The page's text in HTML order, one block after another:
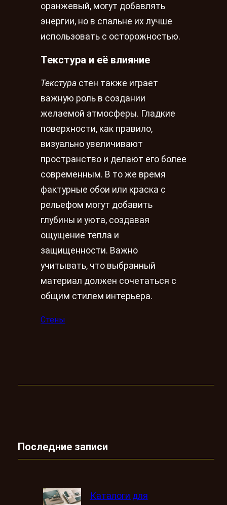
оранжевый, могут добавлять
энергии, но в спальне их лучше
использовать с осторожностью.
Текстура и её влияние
Текстура стен также играет
важную роль в создании
желаемой атмосферы. Гладкие
поверхности, как правило,
визуально увеличивают
пространство и делают его более
современным. В то же время
фактурные обои или краска с
рельефом могут добавить
глубины и уюта, создавая
ощущение тепла и
защищенности. Важно
учитывать, что выбранный
материал должен сочетаться с
общим стилем интерьера.
Стены
Последние записи
Каталоги для